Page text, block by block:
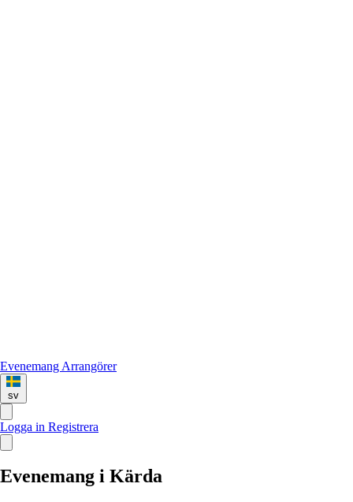
Evenemang Arrangörer
sv
Logga in Registrera
Evenemang i Kärda